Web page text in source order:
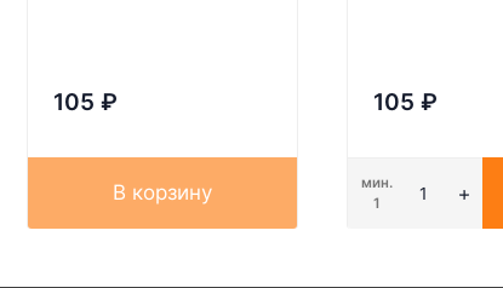
105 ₽
В корзину
105 ₽
мин.
1